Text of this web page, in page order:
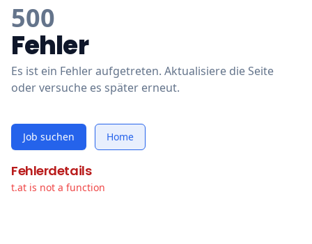
500
Fehler
Es ist ein Fehler aufgetreten. Aktualisiere die Seite
oder versuche es später erneut.
Job suchen Home
Fehlerdetails
t.at is not a function